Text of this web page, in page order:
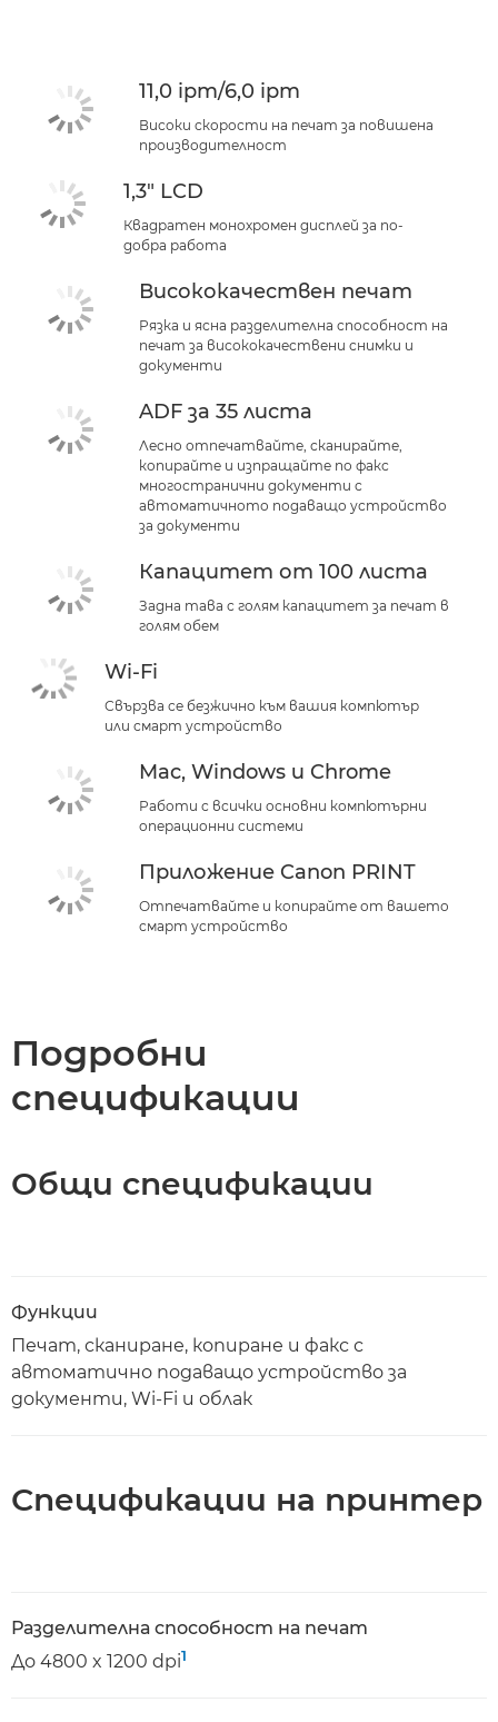
КУПЕТЕ МАСТИЛО
11,0 ipm/6,0 ipm
Високи скорости на печат за повишена
производителност
1,3" LCD
Квадратен монохромен дисплей за по-
добра работа
Висококачествен печат
Рязка и ясна разделителна способност на
печат за висококачествени снимки и
документи
ADF за 35 листа
Лесно отпечатвайте, сканирайте,
копирайте и изпращайте по факс
многостранични документи с
автоматичното подаващо устройство
за документи
Капацитет от 100 листа
Задна тава с голям капацитет за печат в
голям обем
Wi-Fi
Свързва се безжично към вашия компютър
или смарт устройство
Mac, Windows и Chrome
Работи с всички основни компютърни
операционни системи
Приложение Canon PRINT
Отпечатвайте и копирайте от вашето
смарт устройство
Подробни
спецификации
Общи спецификации
Функции
Печат, сканиране, копиране и факс с
автоматично подаващо устройство за
документи, Wi-Fi и облак
Спецификации на принтер
Разделителна способност на печат
До 4800 x 1200 dpi1